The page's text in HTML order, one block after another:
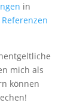
in
Referenzen
mich als
können